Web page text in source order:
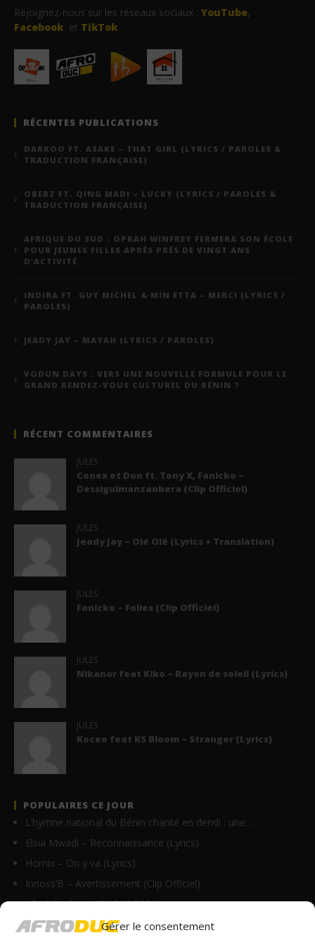
Gérer le consentement
Rejoignez-nous sur les réseaux sociaux : YouTube,
Facebook et TikTok.
RÉCENTES PUBLICATIONS
DARKOO FT. ASAKE – THAT GIRL (LYRICS / PAROLES &
TRADUCTION FRANÇAISE)
OBERZ FT. QING MADI – LUCKY (LYRICS / PAROLES &
TRADUCTION FRANÇAISE)
AFRIQUE DU SUD : OPRAH WINFREY FERMERA SON ÉCOLE
POUR JEUNES FILLES APRÈS PRÈS DE VINGT ANS
D’ACTIVITÉ
INDIRA FT. GUY MICHEL & MIN ETTA – MERCI (LYRICS /
PAROLES)
JEADY JAY – MAYAH (LYRICS / PAROLES)
VODUN DAYS : VERS UNE NOUVELLE FORMULE POUR LE
GRAND RENDEZ-VOUS CULTUREL DU BÉNIN ?
RÉCENT COMMENTAIRES
JULES
Conex et Don ft. Tony X, Fanicko –
Dessiguimanzanbera (Clip Officiel)
JULES
Jeady Jay – Olé Olé (Lyrics + Translation)
JULES
Fanicko – Folies (Clip Officiel)
JULES
Nikanor feat Kiko – Rayon de soleil (Lyrics)
JULES
Kocee feat KS Bloom – Stranger (Lyrics)
POPULAIRES CE JOUR
L’hymne national du Bénin chanté en dendi : une…
Elsia Mwadi – Reconnaissance (Lyrics)
Homix – On y va (Lyrics)
Innoss’B – Avertissement (Clip Officiel)
A$AP Rocky – HELICOPTER (Lyrics)
Sins – Plus Que Toi (Lyrics)